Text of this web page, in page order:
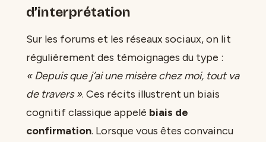
d’interprétation
Sur les forums et les réseaux sociaux, on lit
régulièrement des témoignages du type :
« Depuis que j’ai une misère chez moi, tout va
de travers ». Ces récits illustrent un biais
cognitif classique appelé biais de
confirmation. Lorsque vous êtes convaincu